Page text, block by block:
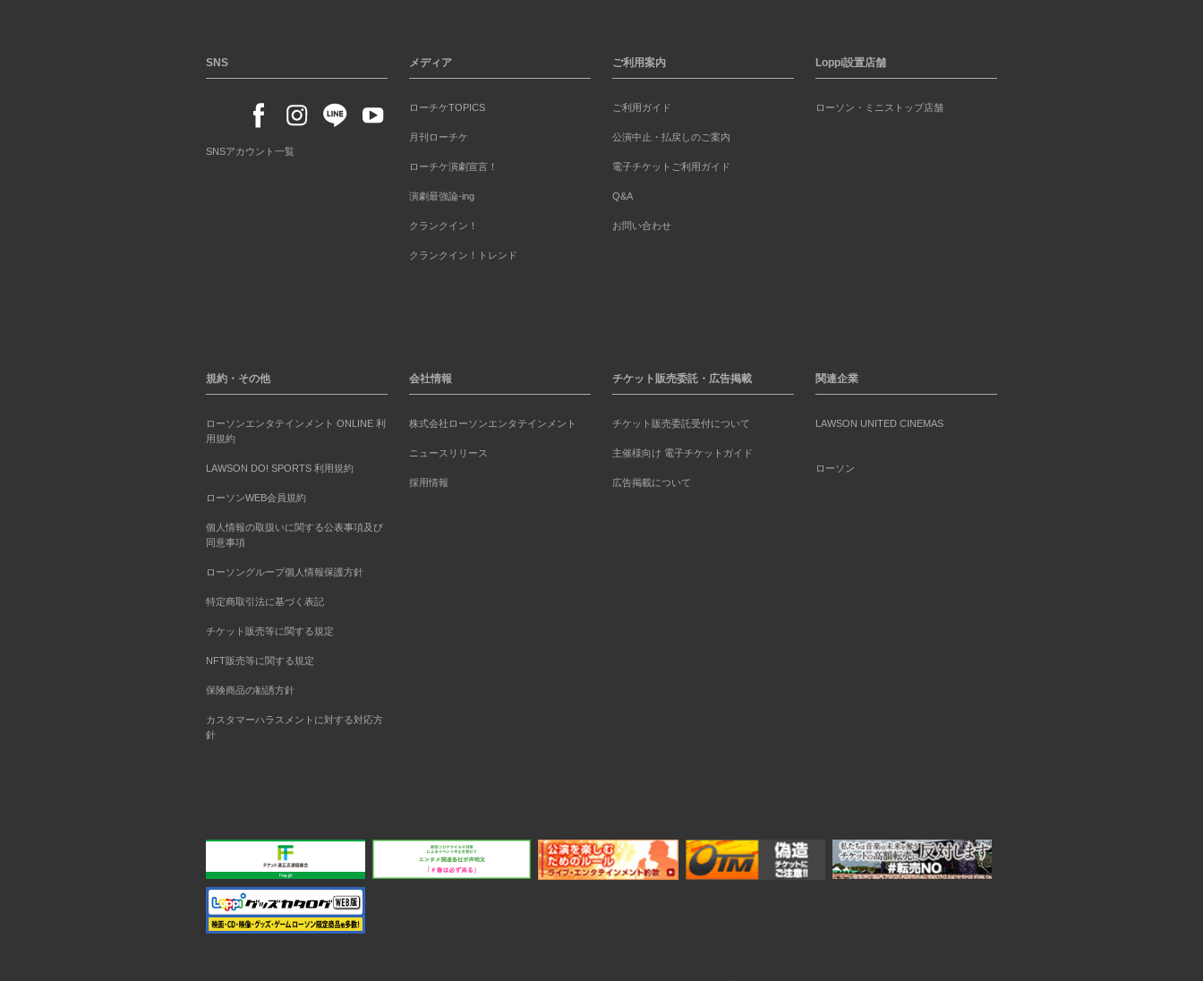
SNS
SNSアカウント一覧
メディア
ローチケTOPICS
月刊ローチケ
ローチケ演劇宣言！
演劇最強論-ing
クランクイン！
クランクイン！トレンド
ご利用案内
ご利用ガイド
公演中止・払戻しのご案内
電子チケットご利用ガイド
Q&A
お問い合わせ
Loppi設置店舗
ローソン・ミニストップ店舗
規約・その他
ローソンエンタテインメント ONLINE 利
用規約
LAWSON DO! SPORTS 利用規約
ローソンWEB会員規約
個人情報の取扱いに関する公表事項及び
同意事項
ローソングループ個人情報保護方針
特定商取引法に基づく表記
チケット販売等に関する規定
NFT販売等に関する規定
保険商品の勧誘方針
カスタマーハラスメントに対する対応方
針
会社情報
株式会社ローソンエンタテインメント
ニュースリリース
採用情報
チケット販売委託・広告掲載
チケット販売委託受付について
主催様向け 電子チケットガイド
広告掲載について
関連企業
LAWSON UNITED CINEMAS
ローソン